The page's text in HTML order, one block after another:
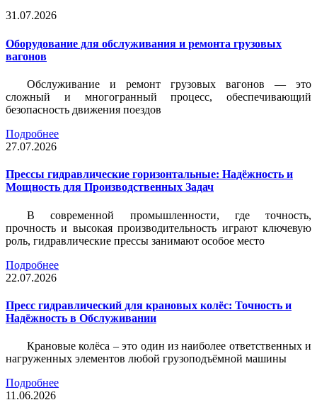
31.07.2026
Оборудование для обслуживания и ремонта грузовых
вагонов
Обслуживание и ремонт грузовых вагонов — это
сложный и многогранный процесс, обеспечивающий
безопасность движения поездов
Подробнее
27.07.2026
Прессы гидравлические горизонтальные: Надёжность и
Мощность для Производственных Задач
В современной промышленности, где точность,
прочность и высокая производительность играют ключевую
роль, гидравлические прессы занимают особое место
Подробнее
22.07.2026
Пресс гидравлический для крановых колёс: Точность и
Надёжность в Обслуживании
Крановые колёса – это один из наиболее ответственных и
нагруженных элементов любой грузоподъёмной машины
Подробнее
11.06.2026